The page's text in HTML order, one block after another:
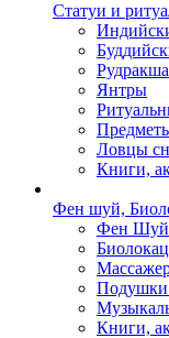
Статуи и
Рудракша
Янтры
Ловцы
Книги,
Фен шуй,
Фен Шуй
Подушки
Книги,